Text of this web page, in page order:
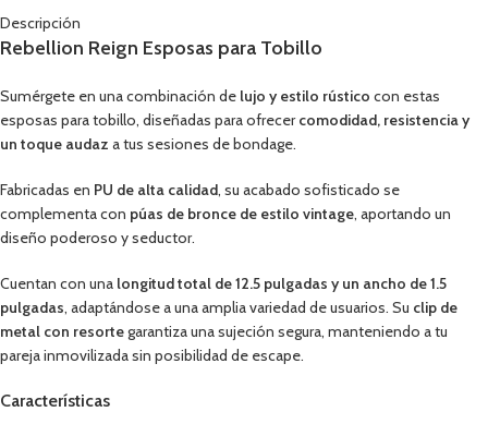
Descripción
Rebellion Reign Esposas para Tobillo
Sumérgete en una combinación de lujo y estilo rústico con estas
esposas para tobillo, diseñadas para ofrecercomodidad, resistencia y
un toque audaz a tus sesiones de bondage.
Fabricadas en PU de alta calidad, su acabado sofisticado se
complementa con púas de bronce de estilo vintage, aportando un
diseño poderoso y seductor.
Cuentan con una longitud total de 12.5 pulgadas y un ancho de 1.5
pulgadas, adaptándose a una amplia variedad de usuarios. Su clip de
metal con resortegarantiza una sujeción segura, manteniendo a tu
pareja inmovilizada sin posibilidad de escape.
Características